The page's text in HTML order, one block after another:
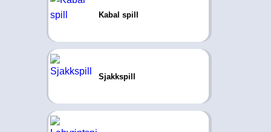
Kabal spill
Sjakkspill